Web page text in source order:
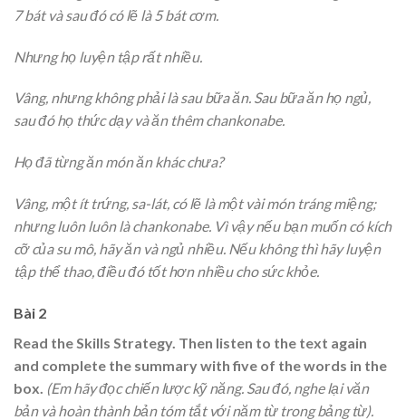
7 bát và sau đó có lẽ là 5 bát cơm.
Nhưng họ luyện tập rất nhiều.
Vâng, nhưng không phải là sau bữa ăn. Sau bữa ăn họ ngủ,
sau đó họ thức dạy và ăn thêm chankonabe.
Họ đã từng ăn món ăn khác chưa?
Vâng, một ít trứng, sa-lát, có lẽ là một vài món tráng miệng;
nhưng luôn luôn là chankonabe. Vì vậy nếu bạn muốn có kích
cỡ của su mô, hãy ăn và ngủ nhiều. Nếu không thì hãy luyện
tập thể thao, điều đó tốt hơn nhiều cho sức khỏe.
Bài 2
Read the Skills Strategy. Then listen to the text again
and complete the summary with five of the words in the
box. (Em hãy đọc chiến lược kỹ năng. Sau đó, nghe lại văn
bản và hoàn thành bản tóm tắt với năm từ trong bảng từ).